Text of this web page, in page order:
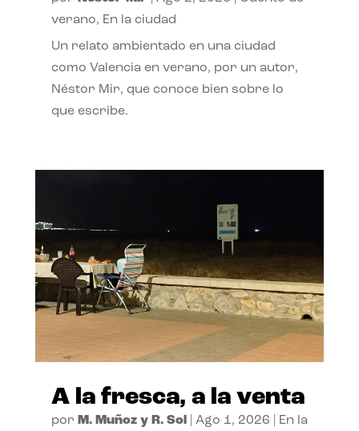
verano, En la ciudad
Un relato ambientado en una ciudad
como Valencia en verano, por un autor,
Néstor Mir, que conoce bien sobre lo
que escribe.
A la fresca, a la venta
por M. Muñoz y R. Sol| Ago 1, 2026
En la